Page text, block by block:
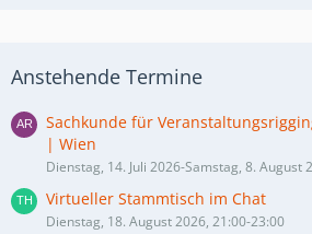
Anstehende Termine
Sachkunde für
| Wien
Dienstag, 14. Juli 2026-Samstag, 8. August
Virtueller Stammtisch im Chat
Dienstag, 18. August 2026, 21:00-23:00